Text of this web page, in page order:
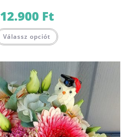
12.900 Ft
Válassz opciót